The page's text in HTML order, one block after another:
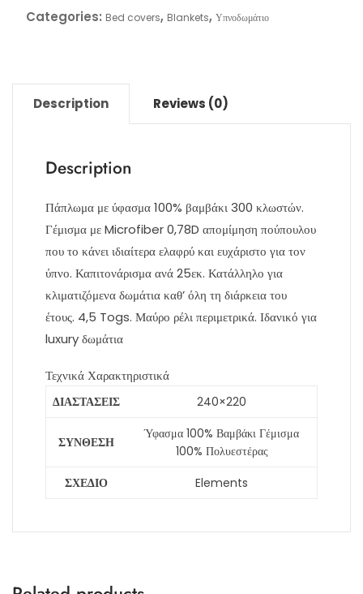
Categories: Bed covers, Blankets, Υπνοδωμάτιο
Description Reviews (0)
Description
Πάπλωμα με ύφασμα 100% βαμβάκι 300 κλωστών.
Γέμισμα με Microfiber 0,78D απομίμηση πούπουλου
που το κάνει ιδιαίτερα ελαφρύ και ευχάριστο για τον
ύπνο. Καπιτονάρισμα ανά 25εκ. Κατάλληλο για
κλιματιζόμενα δωμάτια καθ’ όλη τη διάρκεια του
έτους. 4,5 Togs. Μαύρο ρέλι περιμετρικά. Ιδανικό για
luxury δωμάτια
Τεχνικά Χαρακτηριστικά
ΔΙΑΣΤΑΣΕΙΣ 240×220
ΣΥΝΘΕΣΗ
Ύφασμα 100% Βαμβάκι Γέμισμα
100% Πολυεστέρας
ΣΧΕΔΙΟ
Elements